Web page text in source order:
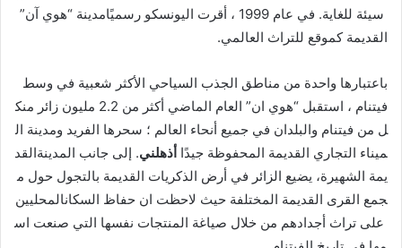
سيئة للغاية. في عام 1999 ، أقرت اليونسكو رسميًامدينة “هوي آن”
القديمة كموقع للتراث العالمي.
باعتبارها واحدة من مناطق الجذب السياحي الأكثر شعبية في وسط
فيتنام ، استقبل “هوي ان” العام الماضي أكثر من 2.2 مليون زائر منك
ل من فيتنام والبلدان في جميع أنحاء العالم ؛ سحرها الفريد ومدينة ال
ميناء التجاري القديمة المحفوظة جيدًا أذهلني. إلى جانب المدينةالقد
يمة الشهيرة، يضيع الزائر في أرض الذكريات القديمة بالتجول حول م
جمع القرى القديمة المختلفة حيث لاحظت ان حفاظ السكانالمحليين
على تراث أجدادهم من خلال صياغة المنتجات نفسها التي صنعت اس